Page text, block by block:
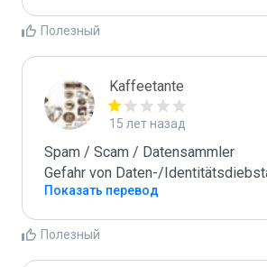
Полезный
Kaffeetante
15 лет назад
Spam / Scam / Datensammler
Gefahr von Daten-/
Показать перевод
Полезный